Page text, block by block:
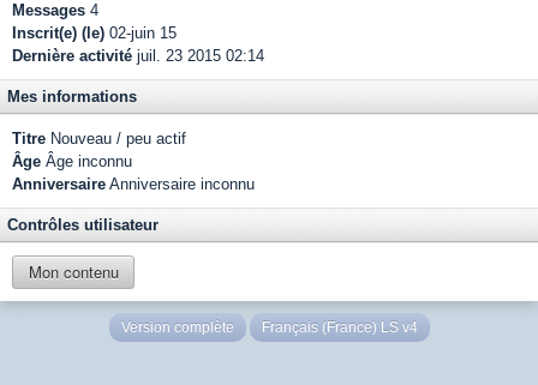
Messages 4
Inscrit(e) (le) 02-juin 15
Dernière activité juil. 23 2015 02:14
Mes informations
Titre Nouveau / peu actif
Âge Âge inconnu
Anniversaire Anniversaire inconnu
Contrôles utilisateur
Mon contenu
Version complète Français (France) LS v4